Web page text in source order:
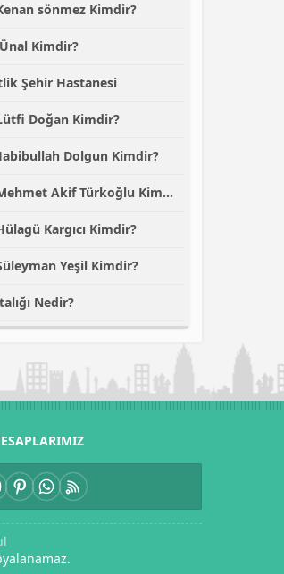
sönmez Kimdir?
Kimdir?
Şehir Hastanesi
Doğan Kimdir?
Dolgun Kimdir?
Prof. Dr. Mehmet Akif Türkoğlu Kimdir ?
Kargıcı Kimdir?
Yeşil Kimdir?
Nedir?